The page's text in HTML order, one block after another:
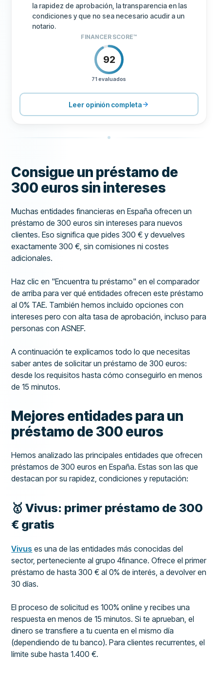
la rapidez de aprobación, la transparencia en las
condiciones y que no sea necesario acudir a un
notario.
FINANCER SCORE™
92
71 evaluados
CONDICIONES 100
Leer opinión completa
Consigue un préstamo de
300 euros sin intereses
Muchas entidades financieras en España ofrecen un
préstamo de 300 euros sin intereses para nuevos
clientes. Eso significa que pides 300 € y devuelves
exactamente 300 €, sin comisiones ni costes
adicionales.
Haz clic en "Encuentra tu préstamo" en el comparador
de arriba para ver qué entidades ofrecen este préstamo
al 0% TAE. También hemos incluido opciones con
intereses pero con alta tasa de aprobación, incluso para
personas con ASNEF.
A continuación te explicamos todo lo que necesitas
saber antes de solicitar un préstamo de 300 euros:
desde los requisitos hasta cómo conseguirlo en menos
de 15 minutos.
Mejores entidades para un
préstamo de 300 euros
Hemos analizado las principales entidades que ofrecen
préstamos de 300 euros en España. Estas son las que
destacan por su rapidez, condiciones y reputación:
🥇 Vivus: primer préstamo de 300
€ gratis
Vivus es una de las entidades más conocidas del
sector, perteneciente al grupo 4finance. Ofrece el primer
préstamo de hasta 300 € al 0% de interés, a devolver en
30 días.
El proceso de solicitud es 100% online y recibes una
respuesta en menos de 15 minutos. Si te aprueban, el
dinero se transfiere a tu cuenta en el mismo día
(dependiendo de tu banco). Para clientes recurrentes, el
límite sube hasta 1.400 €.